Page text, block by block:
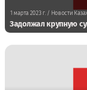
1 марта 2023 г./ Новости
Задолжал крупную